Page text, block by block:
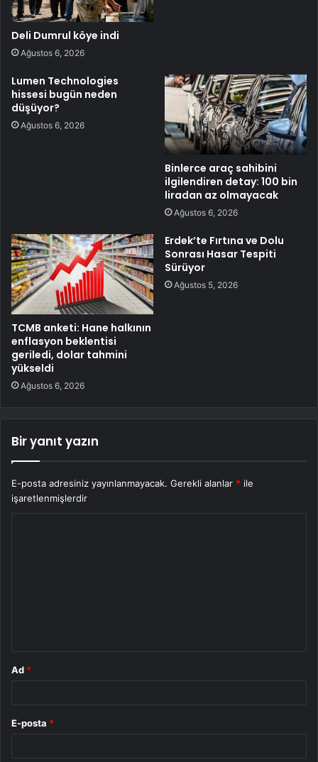
Deli Dumrul köye indi
Ağustos 6, 2026
Lumen Technologies
hissesi bugün neden
düşüyor?
Ağustos 6, 2026
Binlerce araç sahibini
ilgilendiren detay: 100 bin
liradan az olmayacak
Ağustos 6, 2026
TCMB anketi: Hane halkının
enflasyon beklentisi
geriledi, dolar tahmini
yükseldi
Ağustos 6, 2026
Erdek’te Fırtına ve Dolu
Sonrası Hasar Tespiti
Sürüyor
Ağustos 5, 2026
Bir yanıt yazın
E-posta adresiniz yayınlanmayacak. Gerekli alanlar * ile
işaretlenmişlerdir
Ad *
E-posta *